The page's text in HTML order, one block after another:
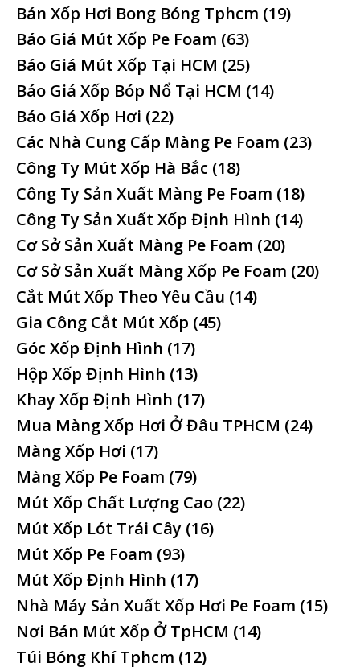
Bán Xốp Hơi Bong Bóng Tphcm (19)
Báo Giá Mút Xốp Pe Foam (63)
Báo Giá Mút Xốp Tại HCM (25)
Báo Giá Xốp Bóp Nổ Tại HCM (14)
Báo Giá Xốp Hơi (22)
Các Nhà Cung Cấp Màng Pe Foam (23)
Công Ty Mút Xốp Hà Bắc (18)
Công Ty Sản Xuất Màng Pe Foam (18)
Công Ty Sản Xuất Xốp Định Hình (14)
Cơ Sở Sản Xuất Màng Pe Foam (20)
Cơ Sở Sản Xuất Màng Xốp Pe Foam (20)
Cắt Mút Xốp Theo Yêu Cầu (14)
Gia Công Cắt Mút Xốp (45)
Góc Xốp Định Hình (17)
Hộp Xốp Định Hình (13)
Khay Xốp Định Hình (17)
Mua Màng Xốp Hơi Ở Đâu TPHCM (24)
Màng Xốp Hơi (17)
Màng Xốp Pe Foam (79)
Mút Xốp Chất Lượng Cao (22)
Mút Xốp Lót Trái Cây (16)
Mút Xốp Pe Foam (93)
Mút Xốp Định Hình (17)
Nhà Máy Sản Xuất Xốp Hơi Pe Foam (15)
Nơi Bán Mút Xốp Ở TpHCM (14)
Túi Bóng Khí Tphcm (12)